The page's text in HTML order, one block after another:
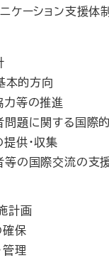
ケーション支援体
本的方向
力等の推進
問題に関する国際
供・収集
等の国際交流の支
計画
確保
管理